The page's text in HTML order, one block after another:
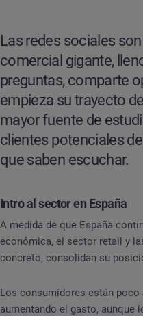
Las redes sociales
comercial gigante,
preguntas, comparte
empieza su trayecto
mayor fuente de
clientes potenciales
que saben escuchar.
Intro al sector en España
A medida de que España
económica, el sector retail y
concreto, consolidan su
Los consumidores están
aumentando el gasto, aunque